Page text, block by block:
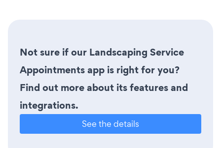
Not sure if our Landscaping Service
Appointments app is right for you?
Find out more about its features and
integrations.
See the details